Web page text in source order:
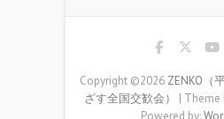
Copyright ©2026 ZENKO（
ざす全国交歓会）
| Theme